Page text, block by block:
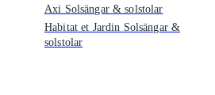
Axi Solsängar & solstolar
Habitat et Jardin Solsängar &
solstolar